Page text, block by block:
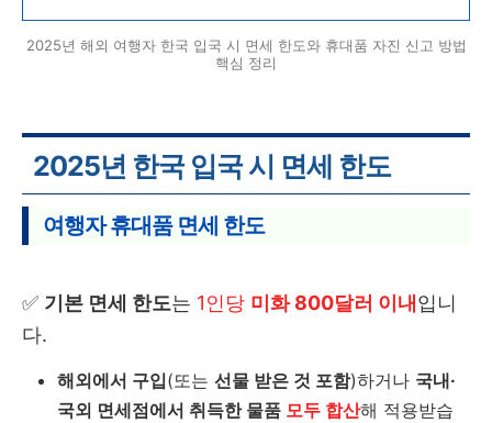
2025년 해외 여행자 한국 입국 시 면세 한도와 휴대품 자진 신고 방법
핵심 정리
2025년 한국 입국 시 면세 한도
여행자 휴대품 면세 한도
✅ 기본 면세 한도는 1인당 미화 800달러 이내 입니
다.
해외에서 구입(또는 선물 받은 것 포함)하거나 국내·
국외 면세점에서 취득한 물품 모두 합산해 적용받습